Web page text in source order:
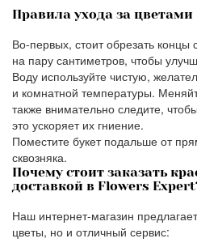
Правила ухода за цветами
Во-первых, стоит обрезать
на пару сантиметров, чтобы
Воду используйте чистую,
и комнатной температуры.
также внимательно следите,
это ускоряет их гниение.
Поместите букет подальше от
сквозняка.
Почему стоит заказать
доставкой в Flowers
Наш интернет-магазин
цветы, но и отличный сервис: